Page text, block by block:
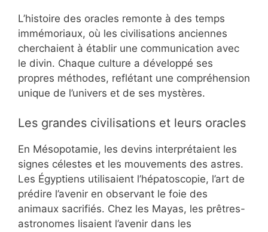
L’histoire des oracles remonte à des temps
immémoriaux, où les civilisations anciennes
cherchaient à établir une communication avec
le divin. Chaque culture a développé ses
propres méthodes, reflétant une compréhension
unique de l’univers et de ses mystères.
Les grandes civilisations et leurs oracles
En Mésopotamie, les devins interprétaient les
signes célestes et les mouvements des astres.
Les Égyptiens utilisaient l’hépatoscopie, l’art de
prédire l’avenir en observant le foie des
animaux sacrifiés. Chez les Mayas, les prêtres-
astronomes lisaient l’avenir dans les